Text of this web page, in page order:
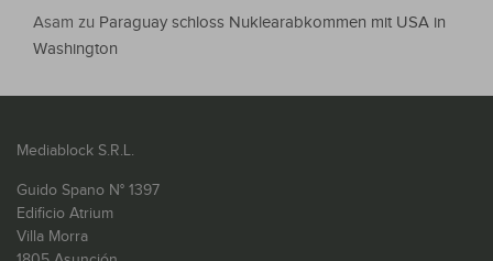
Asam zu Paraguay schloss Nuklearabkommen mit USA in
Washington
Mediablock S.R.L.
Guido Spano N° 1397
Edificio Atrium
Villa Morra